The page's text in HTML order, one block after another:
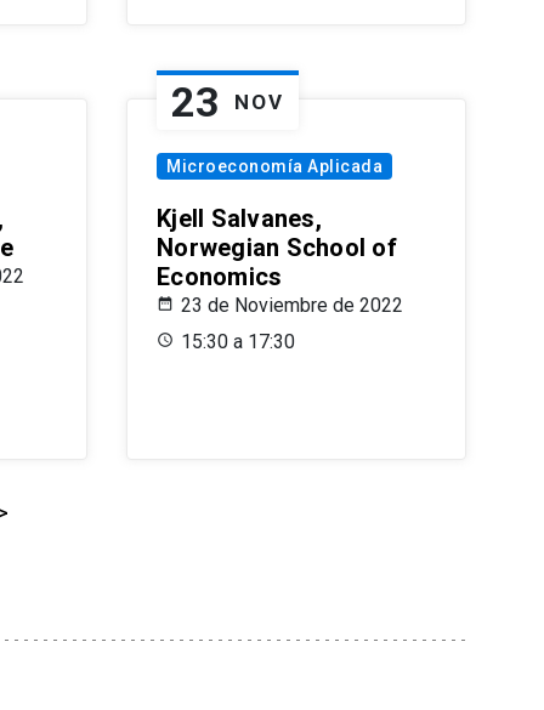
23 NOV
Microeconomía Aplicada
Kjell Salvanes,
Norwegian School of
Economics
23 de Noviembre de 2022
15:30 a 17:30